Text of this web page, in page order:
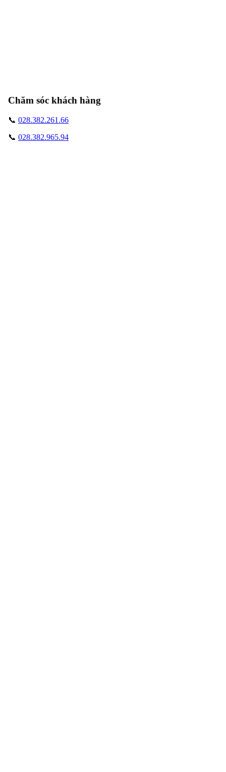
Chăm sóc khách hàng
📞 028.382.261.66
📞 028.382.965.94